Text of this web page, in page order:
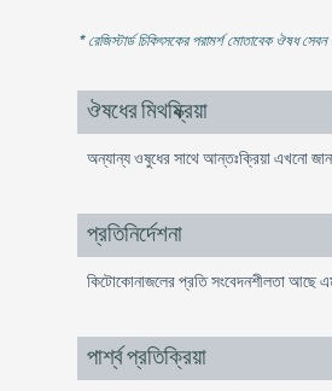
* রেজিস্টার্ড চিকিৎসকের পরামর্শ মোতাবেক ঔষধ
ঔষধের মিথষ্ক্রিয়া
অন্যান্য ওষুধের সাথে আন্তঃক্রিয়া এখনো
প্রতিনির্দেশনা
কিটোকোনাজলের প্রতি সংবেদনশীলতা আছে
পার্শ্ব প্রতিক্রিয়া